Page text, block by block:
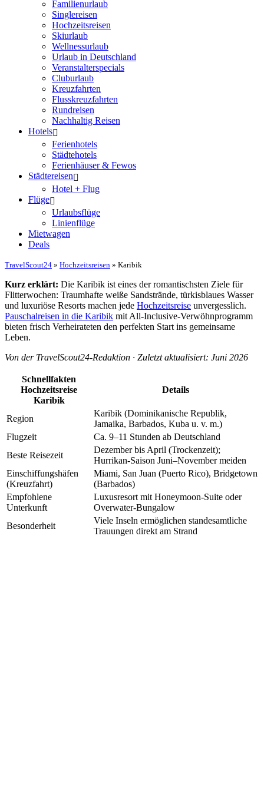
Familienurlaub
Singlereisen
Hochzeitsreisen
Skiurlaub
Wellnessurlaub
Urlaub in Deutschland
Veranstalterspecials
Cluburlaub
Kreuzfahrten
Flusskreuzfahrten
Rundreisen
Nachhaltig Reisen
Hotels
Ferienhotels
Städtehotels
Ferienhäuser & Fewos
Städtereisen
Hotel + Flug
Flüge
Urlaubsflüge
Linienflüge
Mietwagen
Deals
TravelScout24 » Hochzeitsreisen » Karibik
Kurz erklärt: Die Karibik ist eines der romantischsten Ziele für
Flitterwochen: Traumhafte weiße Sandstrände, türkisblaues Wasser
und luxuriöse Resorts machen jede Hochzeitsreise unvergesslich.
Pauschalreisen in die Karibik mit All-Inclusive-Verwöhnprogramm
bieten frisch Verheirateten den perfekten Start ins gemeinsame
Leben.
Von der TravelScout24-Redaktion · Zuletzt aktualisiert: Juni 2026
Schnellfakten
Hochzeitsreise
Karibik
Details
Region
Karibik (Dominikanische Republik,
Jamaika, Barbados, Kuba u. v. m.)
Flugzeit
Ca. 9–11 Stunden ab Deutschland
Beste Reisezeit
Dezember bis April (Trockenzeit);
Hurrikan-Saison Juni–November meiden
Einschiffungshäfen
(Kreuzfahrt)
Miami, San Juan (Puerto Rico), Bridgetown
(Barbados)
Empfohlene
Unterkunft
Luxusresort mit Honeymoon-Suite oder
Overwater-Bungalow
Besonderheit
Viele Inseln ermöglichen standesamtliche
Trauungen direkt am Strand